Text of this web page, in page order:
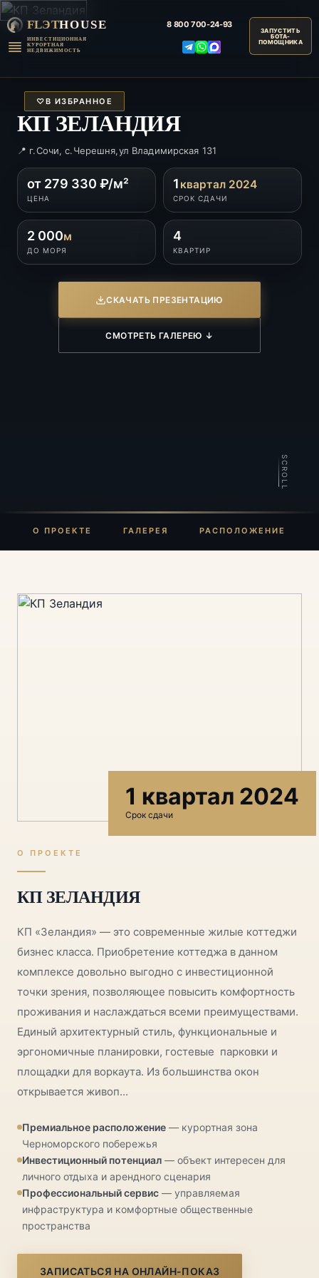
FLЭTHOUSE
ИНВЕСТИЦИОННАЯ
КУРОРТНАЯ
НЕДВИЖИМОСТЬ
8 800 700-24-93
SCROLL
♡В ИЗБРАННОЕ
КП ЗЕЛАНДИЯ
📍 г.Сочи, с.Черешня,ул Владимирская 131
от 279 330 ₽/м²
ЦЕНА
1 квартал 2024
СРОК СДАЧИ
2 000м
ДО МОРЯ
4
КВАРТИР
СКАЧАТЬ ПРЕЗЕНТАЦИЮ
СМОТРЕТЬ ГАЛЕРЕЮ ↓
О ПРОЕКТЕ ГАЛЕРЕЯ РАСПОЛОЖЕНИЕ
1 квартал 2024
Срок сдачи
О ПРОЕКТЕ
КП ЗЕЛАНДИЯ
КП «Зеландия» — это современные жилые коттеджи
бизнес класса. Приобретение коттеджа в данном
комплексе довольно выгодно с инвестиционной
точки зрения, позволяющее повысить комфортность
проживания и наслаждаться всеми преимуществами.
Единый архитектурный стиль, функциональные и
эргономичные планировки, гостевые парковки и
площадки для воркаута. Из большинства окон
открывается живоп...
Премиальное расположение — курортная зона
Черноморского побережья
Инвестиционный потенциал — объект интересен для
личного отдыха и арендного сценария
Профессиональный сервис — управляемая
инфраструктура и комфортные общественные
пространства
ЗАПИСАТЬСЯ НА ОНЛАЙН-ПОКАЗ